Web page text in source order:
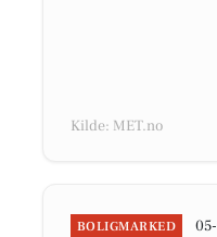
Kilde: MET.no
BOLIGMARKED